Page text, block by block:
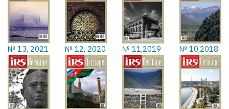
№ 13, 2021 № 12, 2020 № 11,2019 № 10,2018